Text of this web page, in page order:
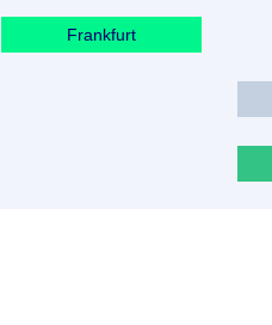
Frankfurt